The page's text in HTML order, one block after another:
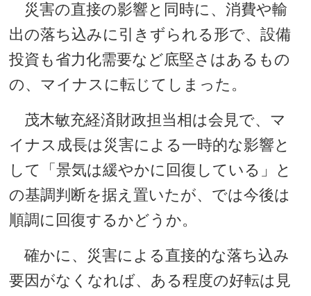
災害の直接の影響と同時に、消費や輸
出の落ち込みに引きずられる形で、設備
投資も省力化需要など底堅さはあるもの
の、マイナスに転じてしまった。
茂木敏充経済財政担当相は会見で、マ
イナス成長は災害による一時的な影響と
して「景気は緩やかに回復している」と
の基調判断を据え置いたが、では今後は
順調に回復するかどうか。
確かに、災害による直接的な落ち込み
要因がなくなれば、ある程度の好転は見